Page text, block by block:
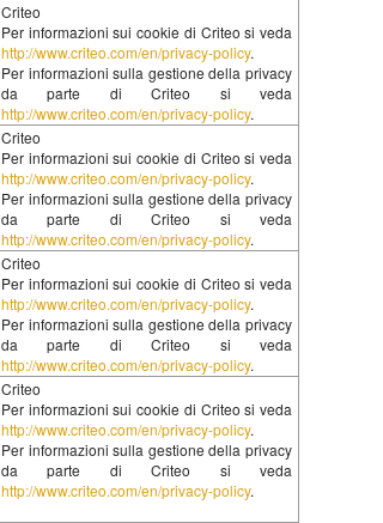
Criteo
Per informazioni sui cookie di Criteo si veda
http://www.criteo.com/en/privacy-policy.
Per informazioni sulla gestione della privacy
da parte di Criteo si veda
http://www.criteo.com/en/privacy-policy.
Criteo
Per informazioni sui cookie di Criteo si veda
http://www.criteo.com/en/privacy-policy.
Per informazioni sulla gestione della privacy
da parte di Criteo si veda
http://www.criteo.com/en/privacy-policy.
Criteo
Per informazioni sui cookie di Criteo si veda
http://www.criteo.com/en/privacy-policy.
Per informazioni sulla gestione della privacy
da parte di Criteo si veda
http://www.criteo.com/en/privacy-policy.
Criteo
Per informazioni sui cookie di Criteo si veda
http://www.criteo.com/en/privacy-policy.
Per informazioni sulla gestione della privacy
da parte di Criteo si veda
http://www.criteo.com/en/privacy-policy.